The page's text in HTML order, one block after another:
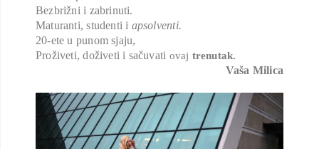
Bezbrižni i zabrinuti.
Maturanti, studenti i apsolventi.
20-ete u punom sjaju,
Proživeti, doživeti i sačuvati ovaj trenutak.
Vaša Milica